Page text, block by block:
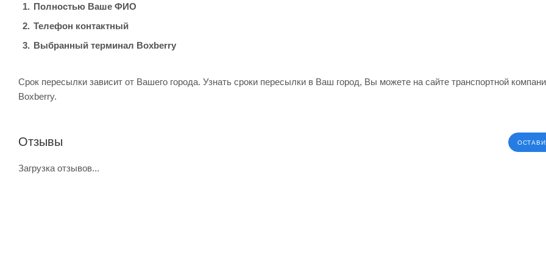
Полностью Ваше ФИО
Телефон контактный
Выбранный терминал Boxberry
Срок пересылки зависит от Вашего города. Узнать сроки пересылки в Ваш город, Вы можете на сайте транспортной
Boxberry.
Отзывы
Загрузка отзывов...